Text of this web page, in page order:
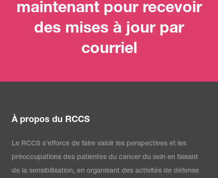
maintenant pour recevoir
des mises à jour par
courriel
À propos du RCCS
Le RCCS s’efforce de faire valoir les perspectives et les
préoccupations des patientes du cancer du sein en faisant
de la sensibilisation, en organisant des activités de défense